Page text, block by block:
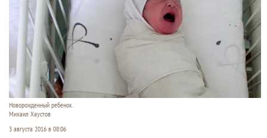
Новорожденный ребенок.
Михаил Хаустов
3 августа 2016 в 08:06